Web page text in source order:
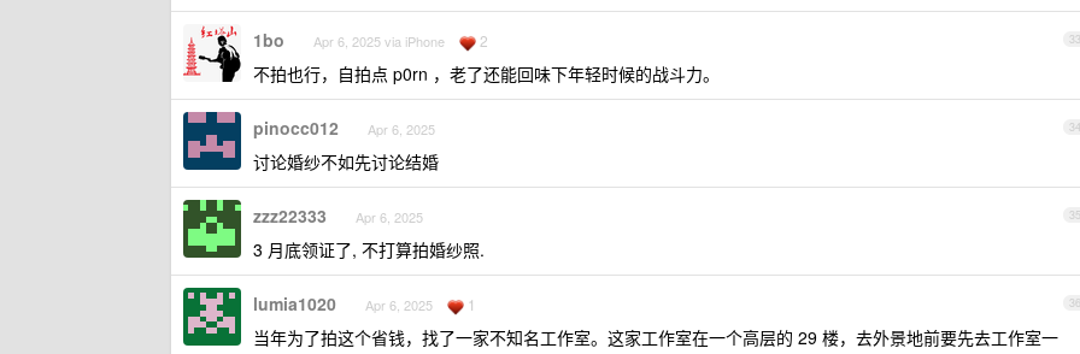
33
1bo Apr 6, 2025 via iPhone 2
不拍也行，自拍点 p0rn ，老了还能回味下年轻时候的战斗力。
34
pinocc012 Apr 6, 2025
讨论婚纱不如先讨论结婚
35
zzz22333 Apr 6, 2025
3 月底领证了, 不打算拍婚纱照.
36
lumia1020 Apr 6, 2025 1
当年为了拍这个省钱，找了一家不知名工作室。这家工作室在一个高层的 29 楼，去外景地前要先去工作室一